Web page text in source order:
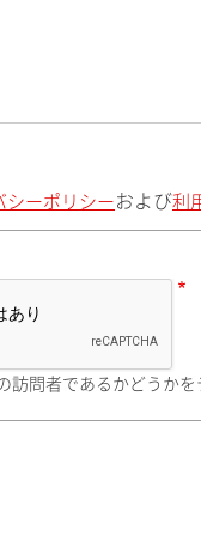
シーポリシーおよび利
訪問者であるかどうか